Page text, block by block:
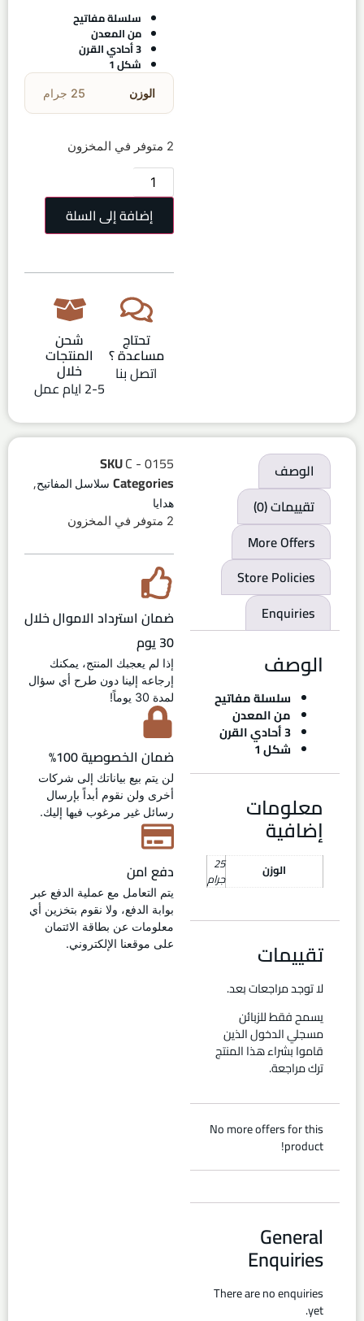
سلسلة مفاتيح
من المعدن
3 أحادي القرن
شكل 1
الوزن 25 جرام
2 متوفر في المخزون
إضافة إلى السلة
تحتاج
مساعدة ؟
اتصل بنا
شحن
المنتجات
خلال
2-5 ايام عمل
الوصف
تقييمات (0)
More Offers
Store Policies
Enquiries
الوصف
سلسلة مفاتيح
من المعدن
3 أحادي القرن
شكل 1
معلومات
إضافية
الوزن 25
جرام
تقييمات
لا توجد مراجعات بعد.
يسمح فقط للزبائن
مسجلي الدخول الذين
قاموا بشراء هذا المنتج
ترك مراجعة.
No more offers for this
product!
General
Enquiries
There are no enquiries
yet.
SKUC - 0155
Categories سلاسل المفاتيح,
هدايا
2 متوفر في المخزون
ضمان استرداد الاموال خلال
30 يوم
إذا لم يعجبك المنتج، يمكنك
إرجاعه إلينا دون طرح أي سؤال
لمدة 30 يوماً!
ضمان الخصوصية 100%
لن يتم بيع بياناتك إلى شركات
أخرى ولن نقوم أبداً بإرسال
رسائل غير مرغوب فيها إليك.
دفع امن
يتم التعامل مع عملية الدفع عبر
بوابة الدفع، ولا نقوم بتخزين أي
معلومات عن بطاقة الائتمان
على موقعنا الإلكتروني.